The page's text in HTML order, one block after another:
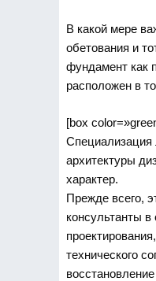
В какой мере
обетования и
фундамент как
расположен в
[box
архитектуры
характер.
Прежде всего,
консультанты в
технического